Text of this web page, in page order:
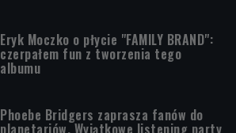
Eryk Moczko o płycie "FAMILY BRAND":
czerpałem fun z tworzenia tego
albumu
Phoebe Bridgers zaprasza fanów do
planetariów. Wyjątkowe listening party